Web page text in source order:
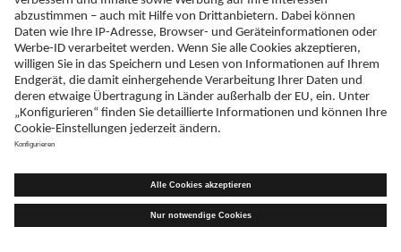
Sie haben Nebenwirkungen entdeckt?
hier melden.
Telefax
+49 (0)731 402 - 78 32
Adresse
Teva GmbH